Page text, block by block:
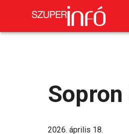
2026. április 18.